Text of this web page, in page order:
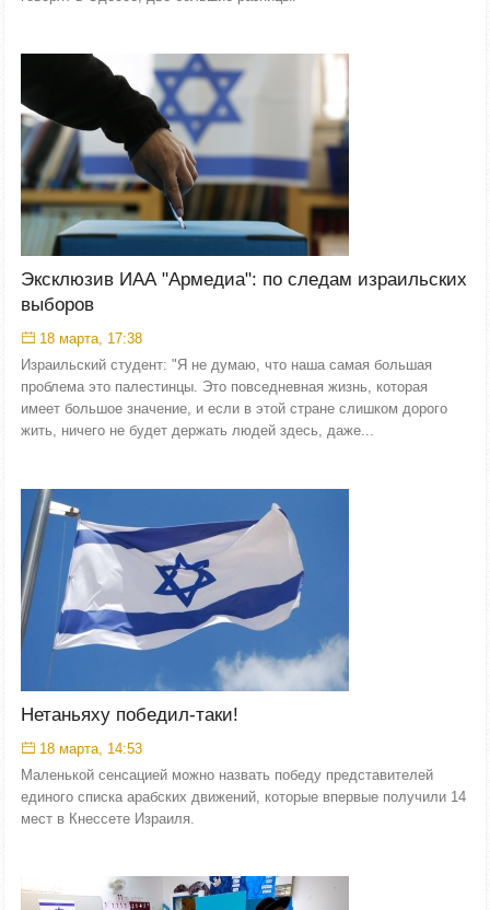
Эксклюзив ИАА "Армедиа": по следам израильских
выборов
18 марта, 17:38
Израильский студент: "Я не думаю, что наша самая большая
проблема это палестинцы. Это повседневная жизнь, которая
имеет большое значение, и если в этой стране слишком дорого
жить, ничего не будет держать людей здесь, даже...
Нетаньяху победил-таки!
18 марта, 14:53
Маленькой сенсацией можно назвать победу представителей
единого списка арабских движений, которые впервые получили 14
мест в Кнессете Израиля.